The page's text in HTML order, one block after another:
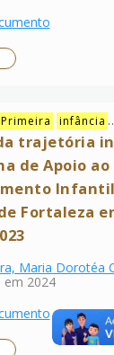
Primeira infância
trajetória
de Apoio ao
Fortaleza
Maria Dorotéa
em 2024